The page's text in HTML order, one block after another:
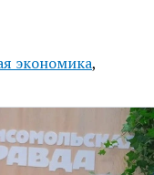
экономика,